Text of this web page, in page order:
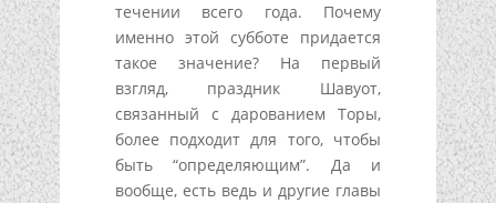
течении всего года. Почему
именно этой субботе придается
такое значение? На первый
взгляд, праздник Шавуот,
связанный с дарованием Торы,
более подходит для того, чтобы
быть “определяющим”. Да и
вообще, есть ведь и другие главы